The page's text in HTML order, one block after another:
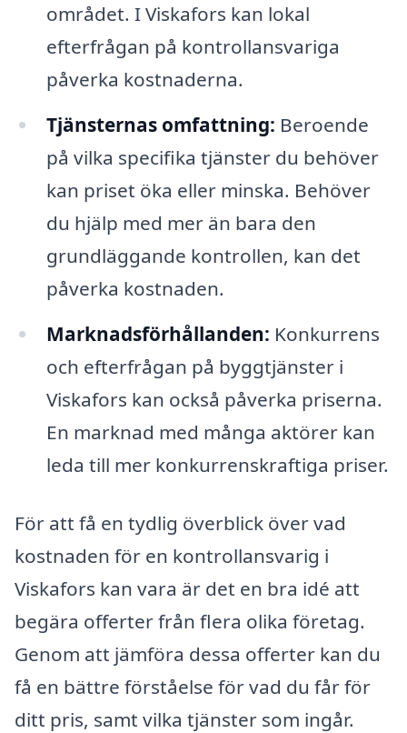
området. I Viskafors kan lokal
efterfrågan på kontrollansvariga
påverka kostnaderna.
Tjänsternas omfattning: Beroende
på vilka specifika tjänster du behöver
kan priset öka eller minska. Behöver
du hjälp med mer än bara den
grundläggande kontrollen, kan det
påverka kostnaden.
Marknadsförhållanden: Konkurrens
och efterfrågan på byggtjänster i
Viskafors kan också påverka priserna.
En marknad med många aktörer kan
leda till mer konkurrenskraftiga priser.
För att få en tydlig överblick över vad
kostnaden för en kontrollansvarig i
Viskafors kan vara är det en bra idé att
begära offerter från flera olika företag.
Genom att jämföra dessa offerter kan du
få en bättre förståelse för vad du får för
ditt pris, samt vilka tjänster som ingår.